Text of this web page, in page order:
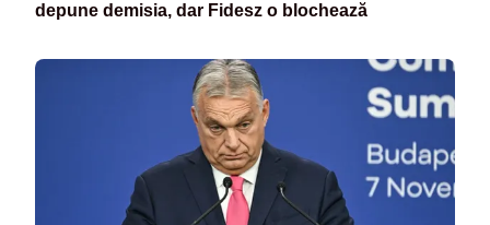
depune demisia, dar Fidesz o blochează